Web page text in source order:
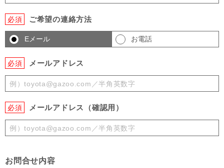
必須 ご希望の連絡方法
Eメール お電話
必須 メールアドレス
必須 メールアドレス（確認用）
お問合せ内容